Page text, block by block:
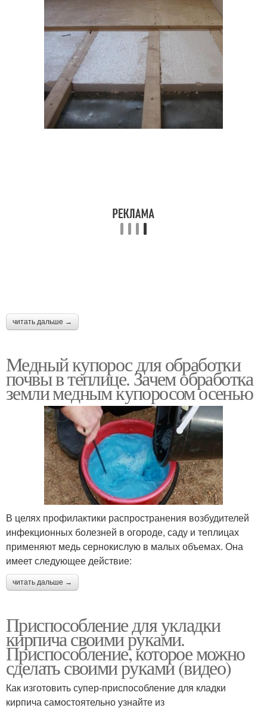
читать дальше →
Медный купорос для обработки
почвы в теплице. Зачем обработка
земли медным купоросом осенью
В целях профилактики распространения возбудителей
инфекционных болезней в огороде, саду и теплицах
применяют медь сернокислую в малых объемах. Она
имеет следующее действие:
читать дальше →
Приспособление для укладки
кирпича своими руками.
Приспособление, которое можно
сделать своими руками (видео)
Как изготовить супер-приспособление для кладки
кирпича самостоятельно узнайте из